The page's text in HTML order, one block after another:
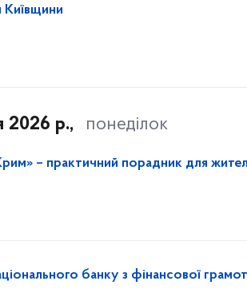
2026 р., понеділок
– практичний порадник для
банку з фінансової